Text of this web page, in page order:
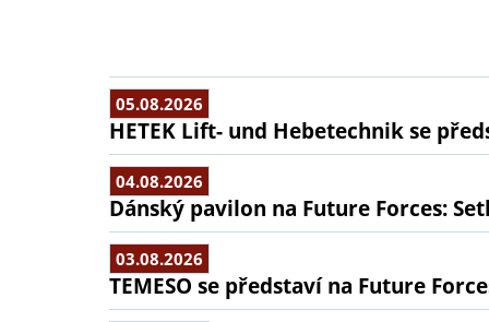
05.08.2026
HETEK Lift- und Hebetechnik se
04.08.2026
Dánský pavilon na Future Forces:
03.08.2026
TEMESO se představí na Future